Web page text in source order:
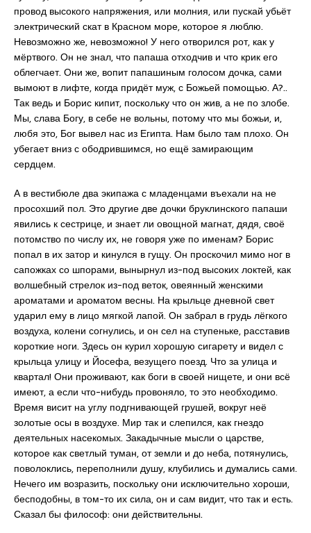
провод высокого напряжения, или молния, или пускай убьёт
электрический скат в Красном море, которое я люблю.
Невозможно же, невозможно! У него отворился рот, как у
мёртвого. Он не знал, что папаша отходчив и что крик его
облегчает. Они же, вопит папашиным голосом дочка, сами
вымоют в лифте, когда придёт муж, с Божьей помощью. А?..
Так ведь и Борис кипит, поскольку что он жив, а не по злобе.
Мы, слава Богу, в себе не вольны, потому что мы божьи, и,
любя это, Бог вывел нас из Египта. Нам было там плохо. Он
убегает вниз с ободрившимся, но ещё замирающим
сердцем.
А в вестибюле два экипажа с младенцами въехали на не
просохший пол. Это другие две дочки бруклинского папаши
явились к сестрице, и знает ли овощной магнат, дядя, своё
потомство по числу их, не говоря уже по именам? Борис
попал в их затор и кинулся в гущу. Он проскочил мимо ног в
сапожках со шпорами, вынырнул из-под высоких локтей, как
волшебный стрелок из-под веток, овеянный женскими
ароматами и ароматом весны. На крыльце дневной свет
ударил ему в лицо мягкой лапой. Он забрал в грудь лёгкого
воздуха, колени согнулись, и он сел на ступеньке, расставив
короткие ноги. Здесь он курил хорошую сигарету и видел с
крыльца улицу и Йосефа, везущего поезд. Что за улица и
квартал! Они проживают, как боги в своей нищете, и они всё
имеют, а если что-нибудь провоняло, то это необходимо.
Время висит на углу подгнивающей грушей, вокруг неё
золотые осы в воздухе. Мир так и слепился, как гнездо
деятельных насекомых. Закадычные мысли о царстве,
которое как светлый туман, от земли и до неба, потянулись,
поволоклись, переполнили душу, клубились и думались сами.
Нечего им возразить, поскольку они исключительно хороши,
бесподобны, в том-то их сила, он и сам видит, что так и есть.
Сказал бы философ: они действительны.